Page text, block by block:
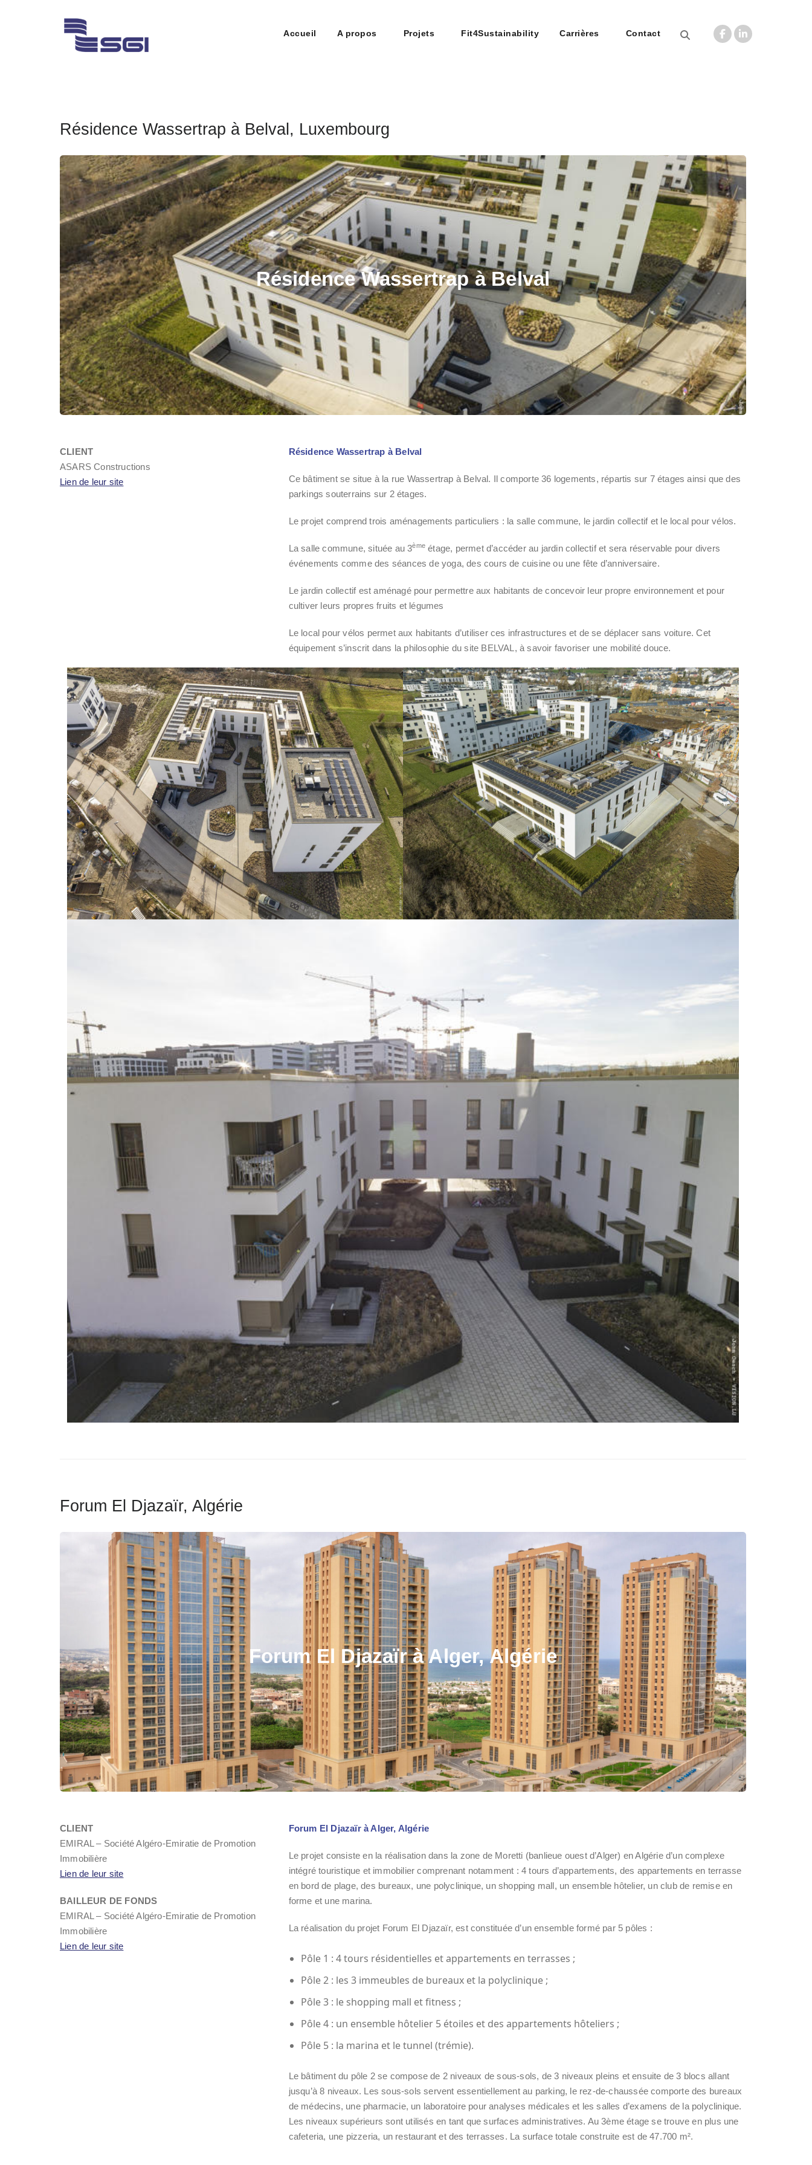
Accueil A propos Projets Fit4Sustainability Carrières Contact
Résidence Wassertrap à Belval, Luxembourg
Résidence Wassertrap à Belval
CLIENT
ASARS Constructions
Lien de leur site
Résidence Wassertrap à Belval
Ce bâtiment se situe à la rue Wassertrap à Belval. Il comporte 36 logements, répartis sur 7 étages ainsi que des
parkings souterrains sur 2 étages.
Le projet comprend trois aménagements particuliers : la salle commune, le jardin collectif et le local pour vélos.
La salle commune, située au 3ème étage, permet d’accéder au jardin collectif et sera réservable pour divers
événements comme des séances de yoga, des cours de cuisine ou une fête d’anniversaire.
Le jardin collectif est aménagé pour permettre aux habitants de concevoir leur propre environnement et pour
cultiver leurs propres fruits et légumes
Le local pour vélos permet aux habitants d’utiliser ces infrastructures et de se déplacer sans voiture. Cet
équipement s’inscrit dans la philosophie du site BELVAL, à savoir favoriser une mobilité douce.
Forum El Djazaïr, Algérie
Forum El Djazaïr à Alger, Algérie
CLIENT
EMIRAL – Société Algéro-Emiratie de Promotion
Immobilière
Lien de leur site
BAILLEUR DE FONDS
EMIRAL – Société Algéro-Emiratie de Promotion
Immobilière
Lien de leur site
Forum El Djazaïr à Alger, Algérie
Le projet consiste en la réalisation dans la zone de Moretti (banlieue ouest d’Alger) en Algérie d’un complexe
intégré touristique et immobilier comprenant notamment : 4 tours d’appartements, des appartements en terrasse
en bord de plage, des bureaux, une polyclinique, un shopping mall, un ensemble hôtelier, un club de remise en
forme et une marina.
La réalisation du projet Forum El Djazaïr, est constituée d’un ensemble formé par 5 pôles :
Pôle 1 : 4 tours résidentielles et appartements en terrasses ;
Pôle 2 : les 3 immeubles de bureaux et la polyclinique ;
Pôle 3 : le shopping mall et fitness ;
Pôle 4 : un ensemble hôtelier 5 étoiles et des appartements hôteliers ;
Pôle 5 : la marina et le tunnel (trémie).
Le bâtiment du pôle 2 se compose de 2 niveaux de sous-sols, de 3 niveaux pleins et ensuite de 3 blocs allant
jusqu’à 8 niveaux. Les sous-sols servent essentiellement au parking, le rez-de-chaussée comporte des bureaux
de médecins, une pharmacie, un laboratoire pour analyses médicales et les salles d’examens de la polyclinique.
Les niveaux supérieurs sont utilisés en tant que surfaces administratives. Au 3ème étage se trouve en plus une
cafeteria, une pizzeria, un restaurant et des terrasses. La surface totale construite est de 47.700 m².